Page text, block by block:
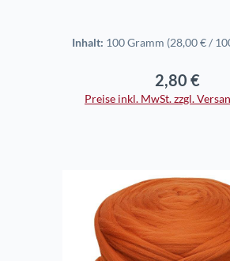
Inhalt: 100 Gramm (28,00 € /
Regulärer Preis:
2,80 €
Preise inkl. MwSt. zzgl.